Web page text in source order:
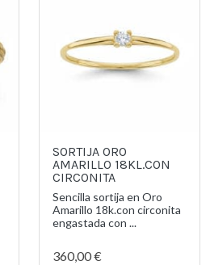
SORTIJA ORO
AMARILLO 18KL.CON
CIRCONITA
Sencilla sortija en Oro
Amarillo 18k.con circonita
engastada con ...
360,00 €